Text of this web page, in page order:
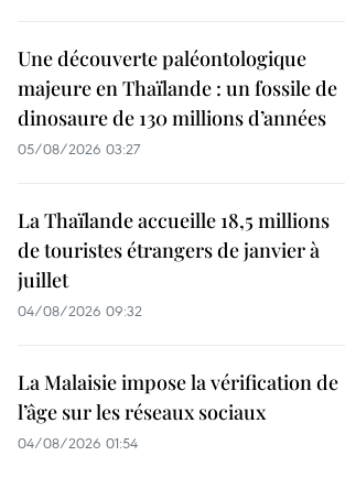
Une découverte paléontologique
majeure en Thaïlande : un fossile de
dinosaure de 130 millions d’années
05/08/2026 03:27
La Thaïlande accueille 18,5 millions
de touristes étrangers de janvier à
juillet
04/08/2026 09:32
La Malaisie impose la vérification de
l’âge sur les réseaux sociaux
04/08/2026 01:54